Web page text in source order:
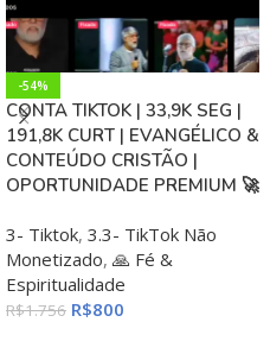
-54%
CONTA TIKTOK | 33,9K SEG |
191,8K CURT | EVANGÉLICO &
CONTEÚDO CRISTÃO |
OPORTUNIDADE PREMIUM 🚀
3- Tiktok, 3.3- TikTok Não
Monetizado, 🙏 Fé &
Espiritualidade
R$1.756 R$800